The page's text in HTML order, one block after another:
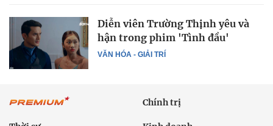
VĂN HÓA - GIẢI TRÍ
Diễn viên Trường Thịnh yêu và
hận trong phim 'Tình đầu'
Chính trị